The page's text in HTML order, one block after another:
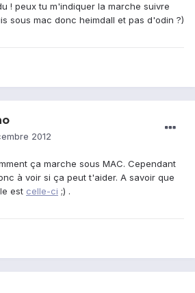
! peux tu m'indiquer la marche suivre
sous mac donc heimdall et pas d'odin ?)
2012
ça marche sous MAC. Cependant
à voir si ça peut t'aider. A savoir que
est celle-ci ;) .